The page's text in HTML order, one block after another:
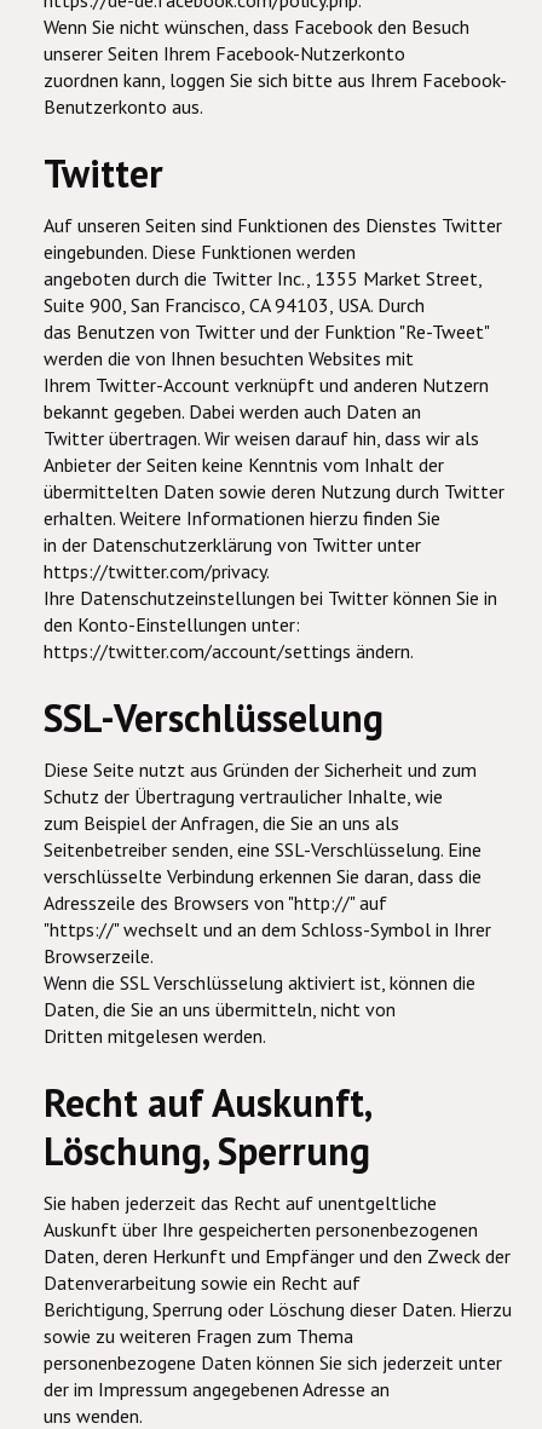
Wenn Sie nicht wünschen, dass Facebook den Besuch
unserer Seiten Ihrem Facebook-Nutzerkonto
zuordnen kann, loggen Sie sich bitte aus Ihrem Facebook-
Benutzerkonto aus.
Twitter
Auf unseren Seiten sind Funktionen des Dienstes Twitter
eingebunden. Diese Funktionen werden
angeboten durch die Twitter Inc., 1355 Market Street,
Suite 900, San Francisco, CA 94103, USA. Durch
das Benutzen von Twitter und der Funktion "Re-Tweet"
werden die von Ihnen besuchten Websites mit
Ihrem Twitter-Account verknüpft und anderen Nutzern
bekannt gegeben. Dabei werden auch Daten an
Twitter übertragen. Wir weisen darauf hin, dass wir als
Anbieter der Seiten keine Kenntnis vom Inhalt der
übermittelten Daten sowie deren Nutzung durch Twitter
erhalten. Weitere Informationen hierzu finden Sie
in der Datenschutzerklärung von Twitter unter
https://twitter.com/privacy.
Ihre Datenschutzeinstellungen bei Twitter können Sie in
den Konto-Einstellungen unter:
https://twitter.com/account/settings ändern.
SSL-Verschlüsselung
Diese Seite nutzt aus Gründen der Sicherheit und zum
Schutz der Übertragung vertraulicher Inhalte, wie
zum Beispiel der Anfragen, die Sie an uns als
Seitenbetreiber senden, eine SSL-Verschlüsselung. Eine
verschlüsselte Verbindung erkennen Sie daran, dass die
Adresszeile des Browsers von "http://" auf
"https://" wechselt und an dem Schloss-Symbol in Ihrer
Browserzeile.
Wenn die SSL Verschlüsselung aktiviert ist, können die
Daten, die Sie an uns übermitteln, nicht von
Dritten mitgelesen werden.
Recht auf Auskunft,
Löschung, Sperrung
Sie haben jederzeit das Recht auf unentgeltliche
Auskunft über Ihre gespeicherten personenbezogenen
Daten, deren Herkunft und Empfänger und den Zweck der
Datenverarbeitung sowie ein Recht auf
Berichtigung, Sperrung oder Löschung dieser Daten. Hierzu
sowie zu weiteren Fragen zum Thema
personenbezogene Daten können Sie sich jederzeit unter
der im Impressum angegebenen Adresse an
uns wenden.